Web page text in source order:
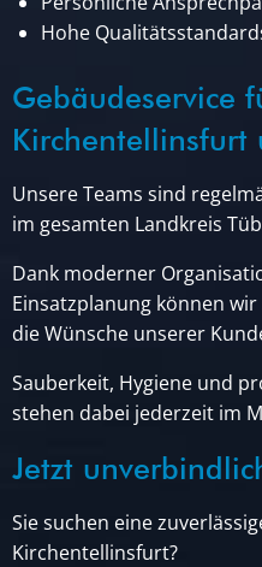
Hohe
Gebäudeservice
Kirchentellinsfurt
Unsere Teams sind
im gesamten Landkreis
Dank moderner
Einsatzplanung können
die Wünsche unserer
Sauberkeit, Hygiene und
stehen dabei jederzeit im
Jetzt
Sie suchen eine
Kirchentellinsfurt?